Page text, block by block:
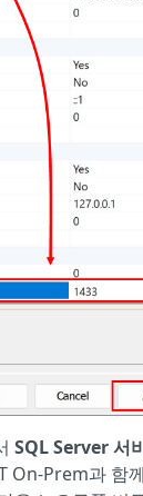
SQL Server 서
On-Prem과 함